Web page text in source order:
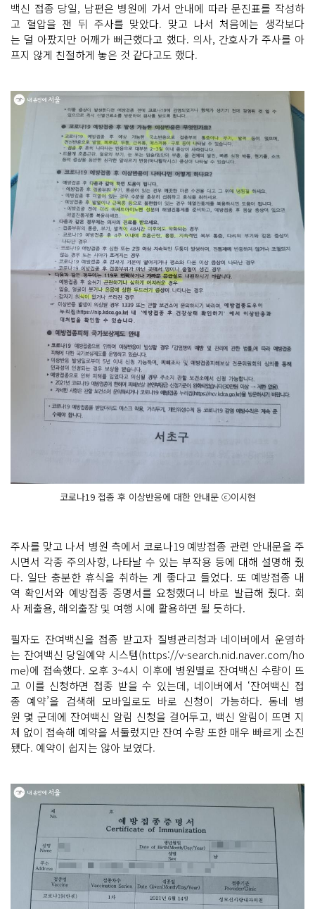
백신 접종 당일, 남편은 병원에 가서 안내에 따라 문진표를 작성하
고 혈압을 잰 뒤 주사를 맞았다. 맞고 나서 처음에는 생각보다
는 덜 아팠지만 어깨가 뻐근했다고 했다. 의사, 간호사가 주사를 아
프지 않게 친절하게 놓은 것 같다고도 했다.
코로나19 접종 후 이상반응에 대한 안내문 ⓒ이시현
주사를 맞고 나서 병원 측에서 코로나19 예방접종 관련 안내문을 주
시면서 각종 주의사항, 나타날 수 있는 부작용 등에 대해 설명해 줬
다. 일단 충분한 휴식을 취하는 게 좋다고 들었다. 또 예방접종 내
역 확인서와 예방접종 증명서를 요청했더니 바로 발급해 줬다. 회
사 제출용, 해외출장 및 여행 시에 활용하면 될 듯하다.
필자도 잔여백신을 접종 받고자 질병관리청과 네이버에서 운영하
는 잔여백신 당일예약 시스템(https://v-search.nid.naver.com/ho
me)에 접속했다. 오후 3~4시 이후에 병원별로 잔여백신 수량이 뜨
고 이를 신청하면 접종 받을 수 있는데, 네이버에서 ‘잔여백신 접
종 예약’을 검색해 모바일로도 바로 신청이 가능하다. 동네 병
원 몇 군데에 잔여백신 알림 신청을 걸어두고, 백신 알림이 뜨면 지
체 없이 접속해 예약을 서둘렀지만 잔여 수량 또한 매우 빠르게 소진
됐다. 예약이 쉽지는 않아 보였다.